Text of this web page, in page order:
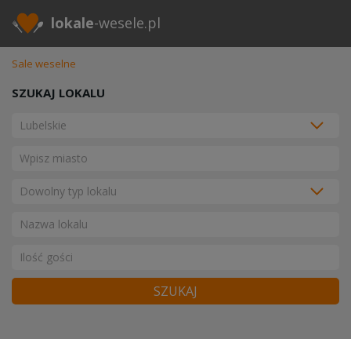
lokale-wesele.pl
Sale weselne
SZUKAJ LOKALU
SZUKAJ